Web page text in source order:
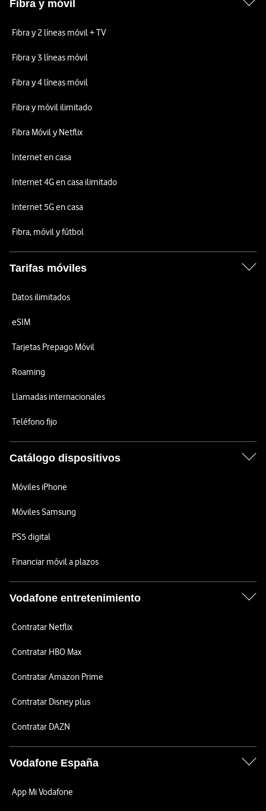
Fibra y móvil
Fibra y 2 líneas móvil + TV
Fibra y 3 líneas móvil
Fibra y 4 líneas móvil
Fibra y móvil ilimitado
Fibra Móvil y Netflix
Internet en casa
Internet 4G en casa ilimitado
Internet 5G en casa
Fibra, móvil y fútbol
Tarifas móviles
Datos ilimitados
eSIM
Tarjetas Prepago Móvil
Roaming
Llamadas internacionales
Teléfono fijo
Catálogo dispositivos
Móviles iPhone
Móviles Samsung
PS5 digital
Financiar móvil a plazos
Vodafone entretenimiento
Contratar Netflix
Contratar HBO Max
Contratar Amazon Prime
Contratar Disney plus
Contratar DAZN
Vodafone España
App Mi Vodafone